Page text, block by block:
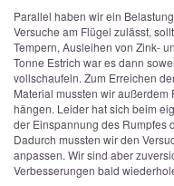
Parallel haben wir ein
Versuche am Flügel zulässt,
Tempern, Ausleihen von Zink-
Tonne Estrich war es dann
vollschaufeln. Zum Erreichen
Material mussten wir
hängen. Leider hat sich beim
der Einspannung des Rumpfes
Dadurch mussten wir den
anpassen. Wir sind aber
Verbesserungen bald